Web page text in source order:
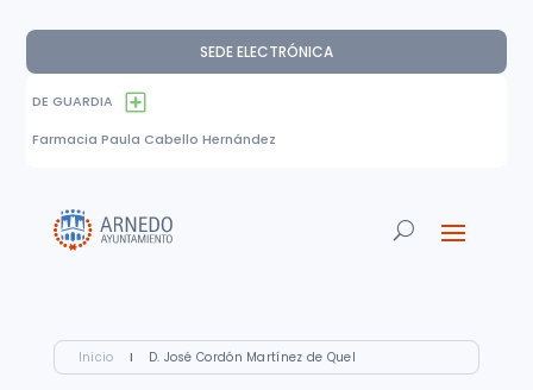
SEDE ELECTRÓNICA
DE GUARDIA
Farmacia Paula Cabello Hernández
Inicio I D. José Cordón Martínez de Quel